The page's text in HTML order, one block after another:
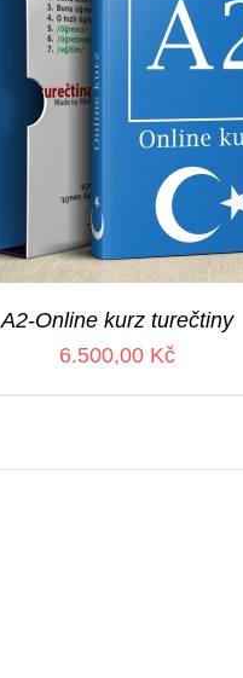
A2-Online kurz turečtiny
6.500,00 Kč